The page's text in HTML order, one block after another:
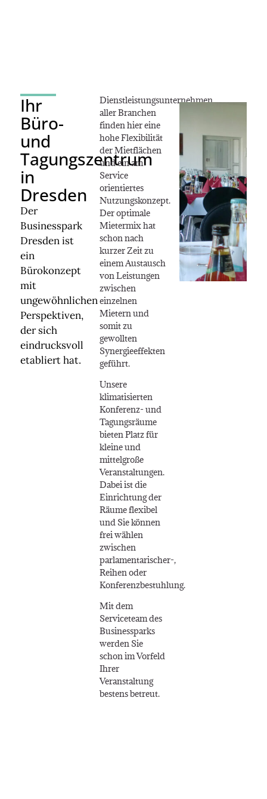
Ihr
Büro-
und
Tagungszentrum
in
Dresden
Der
Businesspark
Dresden ist
ein
Bürokonzept
mit
ungewöhnlichen
Perspektiven,
der sich
eindrucksvoll
etabliert hat.
Dienstleistungsunternehmen
aller Branchen
finden hier eine
hohe Flexibilität
der Mietflächen
und ein am
Service
orientiertes
Nutzungskonzept.
Der optimale
Mietermix hat
schon nach
kurzer Zeit zu
einem Austausch
von Leistungen
zwischen
einzelnen
Mietern und
somit zu
gewollten
Synergieeffekten
geführt.
Unsere
klimatisierten
Konferenz- und
Tagungsräume
bieten Platz für
kleine und
mittelgroße
Veranstaltungen.
Dabei ist die
Einrichtung der
Räume flexibel
und Sie können
frei wählen
zwischen
parlamentarischer-,
Reihen oder
Konferenzbestuhlung.
Mit dem
Serviceteam des
Businessparks
werden Sie
schon im Vorfeld
Ihrer
Veranstaltung
bestens betreut.